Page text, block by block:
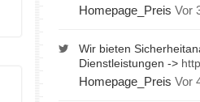
Homepage_Preis Vor
Wir bieten
Dienstleistungen ->
Homepage_Preis Vor